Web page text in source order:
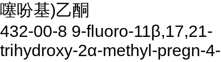
噻吩基)乙酮
432-00-8 9-fluoro-11β,17,21-
trihydroxy-2α-methyl-pregn-4-